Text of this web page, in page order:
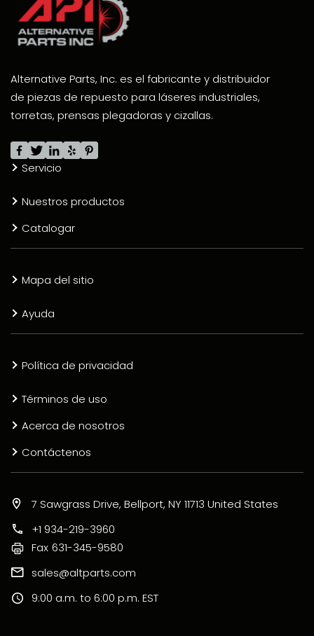
Alternative Parts, Inc. es el fabricante y distribuidor
de piezas de repuesto para láseres industriales,
torretas, prensas plegadoras y cizallas.
Servicio
Nuestros productos
Catalogar
Mapa del sitio
Ayuda
Política de privacidad
Términos de uso
Acerca de nosotros
Contáctenos
7 Sawgrass Drive, Bellport, NY 11713 United States
+1 934-219-3960
Fax 631-345-9580
sales@altparts.com
9:00 a.m. to 6:00 p.m. EST